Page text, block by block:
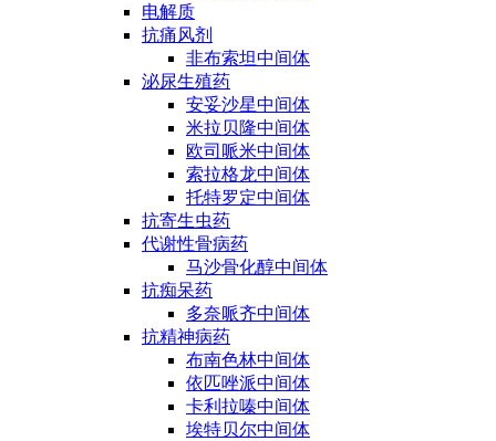
电解质
抗痛风剂
非布索坦中间体
泌尿生殖药
安妥沙星中间体
米拉贝隆中间体
欧司哌米中间体
索拉格龙中间体
托特罗定中间体
抗寄生虫药
代谢性骨病药
马沙骨化醇中间体
抗痴呆药
多奈哌齐中间体
抗精神病药
布南色林中间体
依匹唑派中间体
卡利拉嗪中间体
埃特贝尔中间体